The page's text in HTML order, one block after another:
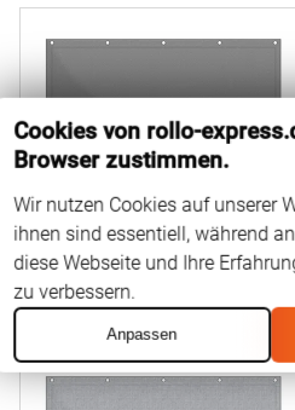
Ab 36EUR
Cookies von rollo-
Browser zustimmen.
Wir nutzen Cookies auf unserer
ihnen sind essentiell, während
diese Webseite und Ihre
zu verbessern.
Anpassen